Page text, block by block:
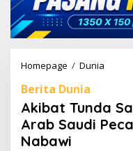
Homepage / Dunia
b
a
t
Berita Dunia
Akibat Tunda
Arab Saudi
Nabawi